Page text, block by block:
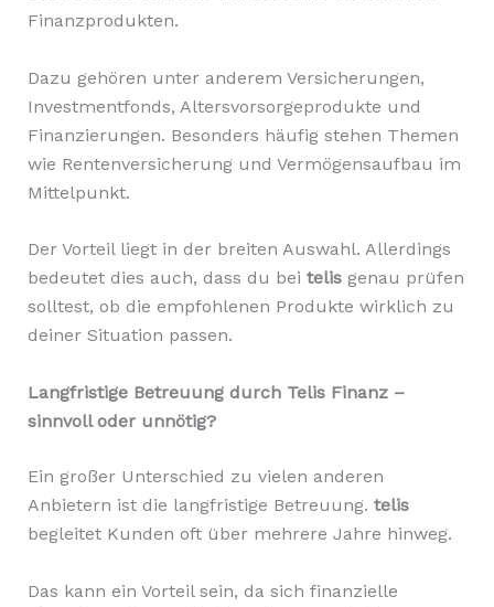
Finanzprodukten.
Dazu gehören unter anderem Versicherungen,
Investmentfonds, Altersvorsorgeprodukte und
Finanzierungen. Besonders häufig stehen Themen
wie Rentenversicherung und Vermögensaufbau im
Mittelpunkt.
Der Vorteil liegt in der breiten Auswahl. Allerdings
bedeutet dies auch, dass du bei telisgenau prüfen
solltest, ob die empfohlenen Produkte wirklich zu
deiner Situation passen.
Langfristige Betreuung durch Telis Finanz –
sinnvoll oder unnötig?
Ein großer Unterschied zu vielen anderen
Anbietern ist die langfristige Betreuung. telis
begleitet Kunden oft über mehrere Jahre hinweg.
Das kann ein Vorteil sein, da sich finanzielle